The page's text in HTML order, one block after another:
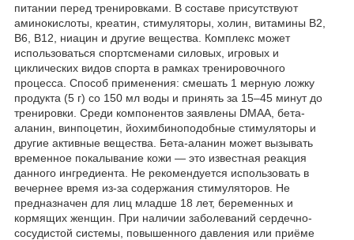
питании перед тренировками. В составе присутствуют
аминокислоты, креатин, стимуляторы, холин, витамины B2,
B6, B12, ниацин и другие вещества. Комплекс может
использоваться спортсменами силовых, игровых и
циклических видов спорта в рамках тренировочного
процесса. Способ применения: смешать 1 мерную ложку
продукта (5 г) со 150 мл воды и принять за 15–45 минут до
тренировки. Среди компонентов заявлены DMAA, бета-
аланин, винпоцетин, йохимбиноподобные стимуляторы и
другие активные вещества. Бета-аланин может вызывать
временное покалывание кожи — это известная реакция
данного ингредиента. Не рекомендуется использовать в
вечернее время из-за содержания стимуляторов. Не
предназначен для лиц младше 18 лет, беременных и
кормящих женщин. При наличии заболеваний сердечно-
сосудистой системы, повышенного давления или приёме